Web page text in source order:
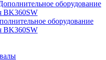
оборудование
BK360SW